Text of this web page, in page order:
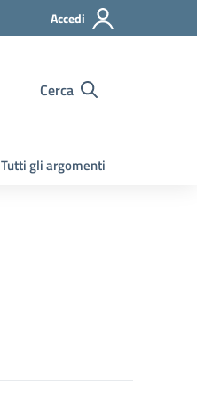
Accedi
Cerca
Tutti gli argomenti